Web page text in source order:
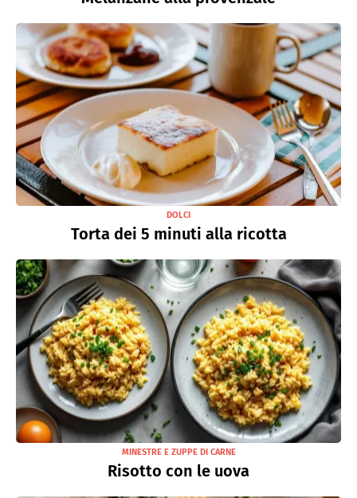
DOLCI
Torta dei 5 minuti alla ricotta
MINESTRE E ZUPPE DI CARNE
Risotto con le uova